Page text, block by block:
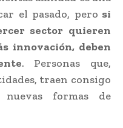
el pasado, pero si
sector quieren
innovación, deben
. Personas que,
traen consigo
nuevas formas de